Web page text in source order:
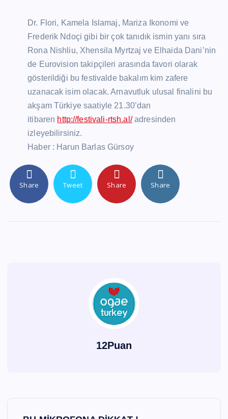
Dr. Flori, Kamela Islamaj, Mariza Ikonomi ve
Frederik Ndoçi gibi bir çok tanıdık ismin yanı sıra
Rona Nishliu, Xhensila Myrtzaj ve Elhaida Dani’nin
de Eurovision takipçileri arasında favori olarak
gösterildiği bu festivalde bakalım kim zafere
uzanacak isim olacak. Arnavutluk ulusal finalini bu
akşam Türkiye saatiyle 21.30’dan
itibaren http://festivali-rtsh.al/adresinden
izleyebilirsiniz.
Haber : Harun Barlas Gürsoy
Share Tweet Share Share
12Puan